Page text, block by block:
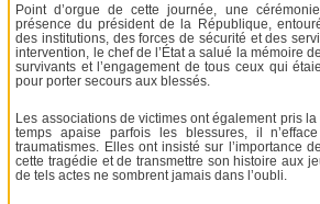
Point d’orgue de cette journée, une
présence du président de la République,
des institutions, des forces de sécurité et des
intervention, le chef de l’État a salué la mémoire
survivants et l’engagement de tous ceux qui
pour porter secours aux blessés.
Les associations de victimes ont également pris
temps apaise parfois les blessures, il
traumatismes. Elles ont insisté sur l’importance
cette tragédie et de transmettre son histoire aux
de tels actes ne sombrent jamais dans l’oubli.